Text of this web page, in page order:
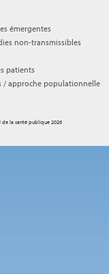
émergentes
non-transmissibles
patients
/ approche populationnelle
la santé publique 2026